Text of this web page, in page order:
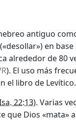
antiguo
(«desollar») en
alrededor de 80
). El uso más
el libro de Levítico.
22:13). Varias
que Dios «mata»